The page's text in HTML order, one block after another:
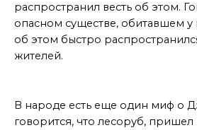
распространил весть об этом.
опасном существе, обитавшем у
об этом быстро
жителей.
В народе есть еще один миф о
говорится, что лесоруб, пришел